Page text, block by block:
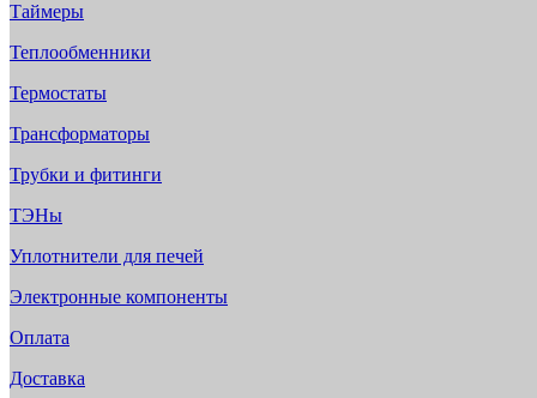
Таймеры
Теплообменники
Термостаты
Трансформаторы
Трубки и фитинги
ТЭНы
Уплотнители для печей
Электронные компоненты
Оплата
Доставка